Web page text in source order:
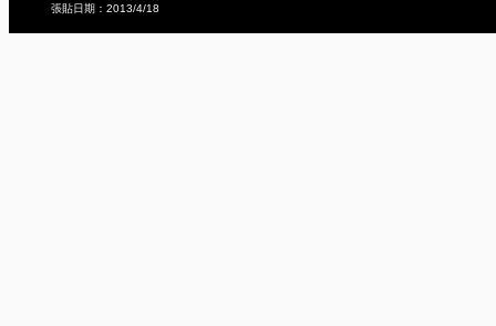
張貼日期：2013/4/18